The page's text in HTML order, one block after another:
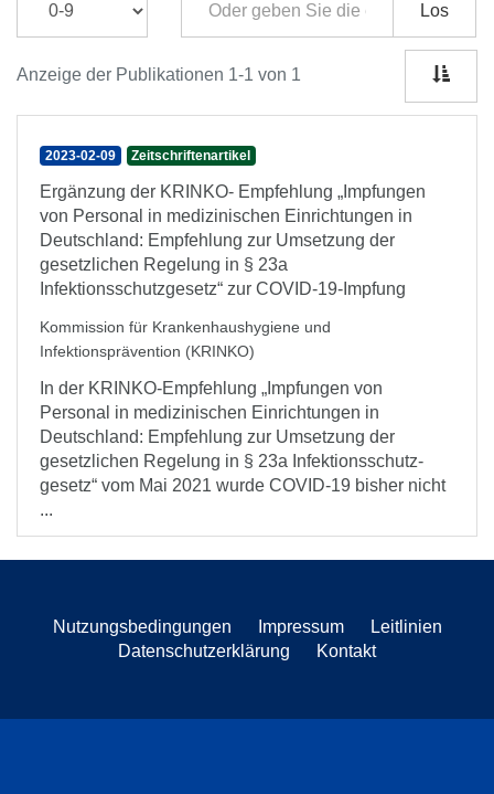
Los
Anzeige der Publikationen 1-1 von 1
2023-02-09 Zeitschriftenartikel
Ergänzung der KRINKO- Empfehlung „Impfungen
von Personal in medizinischen Einrichtungen in
Deutschland: Empfehlung zur Umsetzung der
gesetzlichen Regelung in § 23a
Infektionsschutzgesetz“ zur COVID-19-Impfung
Kommission für Krankenhaushygiene und
Infektionsprävention (KRINKO)
In der KRINKO-Empfehlung „Impfungen von
Personal in medizinischen Einrichtungen in
Deutschland: Empfehlung zur Umsetzung der
gesetzlichen Regelung in § 23a Infektionsschutz-
gesetz“ vom Mai 2021 wurde COVID-19 bisher nicht
...
Nutzungsbedingungen Impressum
Leitlinien
Datenschutzerklärung
Kontakt